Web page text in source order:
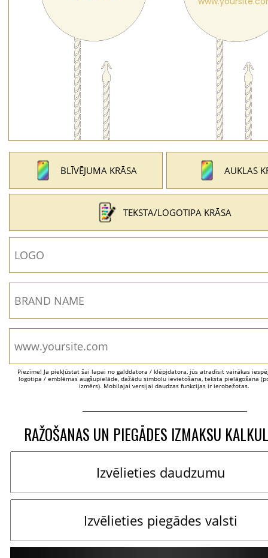
BLĪVĒJUMA KRĀSA AUKLAS
TEKSTA/LOGOTIPA KRĀSA
Piezīme! Ja piekļūstat šai lapai no galddatora / klēpjdatora, jūs atradīsit vairākas
logotipa / emblēmas augšupielāde, dažādu simbolu ievietošana, teksta pielāgošana
izmērs). Mobilajai versijai daudzas funkcijas ir ierobežotas.
RAŽOŠANAS UN PIEGĀDES IZMAKSU